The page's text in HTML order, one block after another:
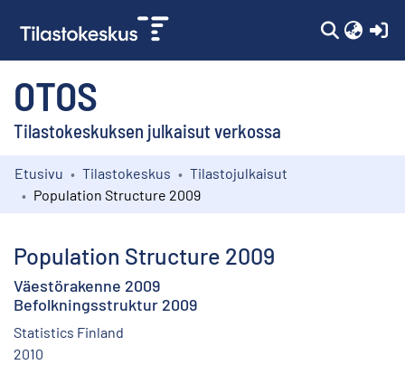
OTOS
Tilastokeskuksen julkaisut verkossa
Kokoelmat
Etusivu Tilastokeskus
Tilastojulkaisut
Population Structure 2009
Population Structure 2009
Väestörakenne 2009
Befolkningsstruktur 2009
Statistics Finland
2010